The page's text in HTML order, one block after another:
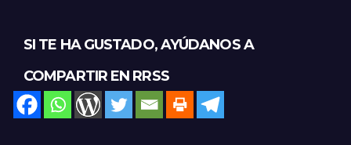
SI TE HA GUSTADO, AYÚDANOS A
COMPARTIR EN RRSS